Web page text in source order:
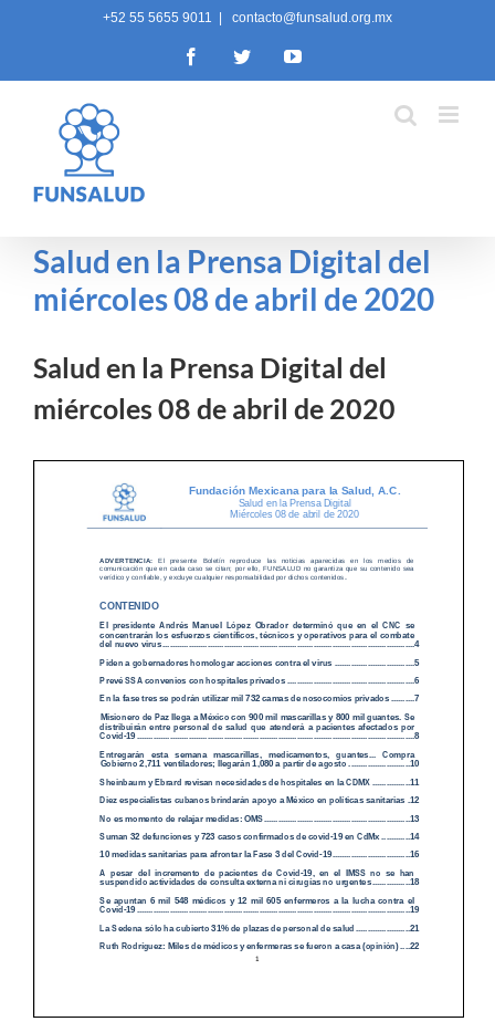
+52 55 5655 9011 contacto@funsalud.org.mx
FacebookTwitterYouTube
Salud en la Prensa Digital del
miércoles 08 de abril de 2020
Salud en la Prensa Digital del
miércoles 08 de abril de 2020